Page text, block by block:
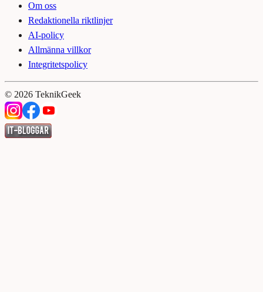
Om oss
Redaktionella riktlinjer
AI-policy
Allmänna villkor
Integritetspolicy
© 2026 TeknikGeek